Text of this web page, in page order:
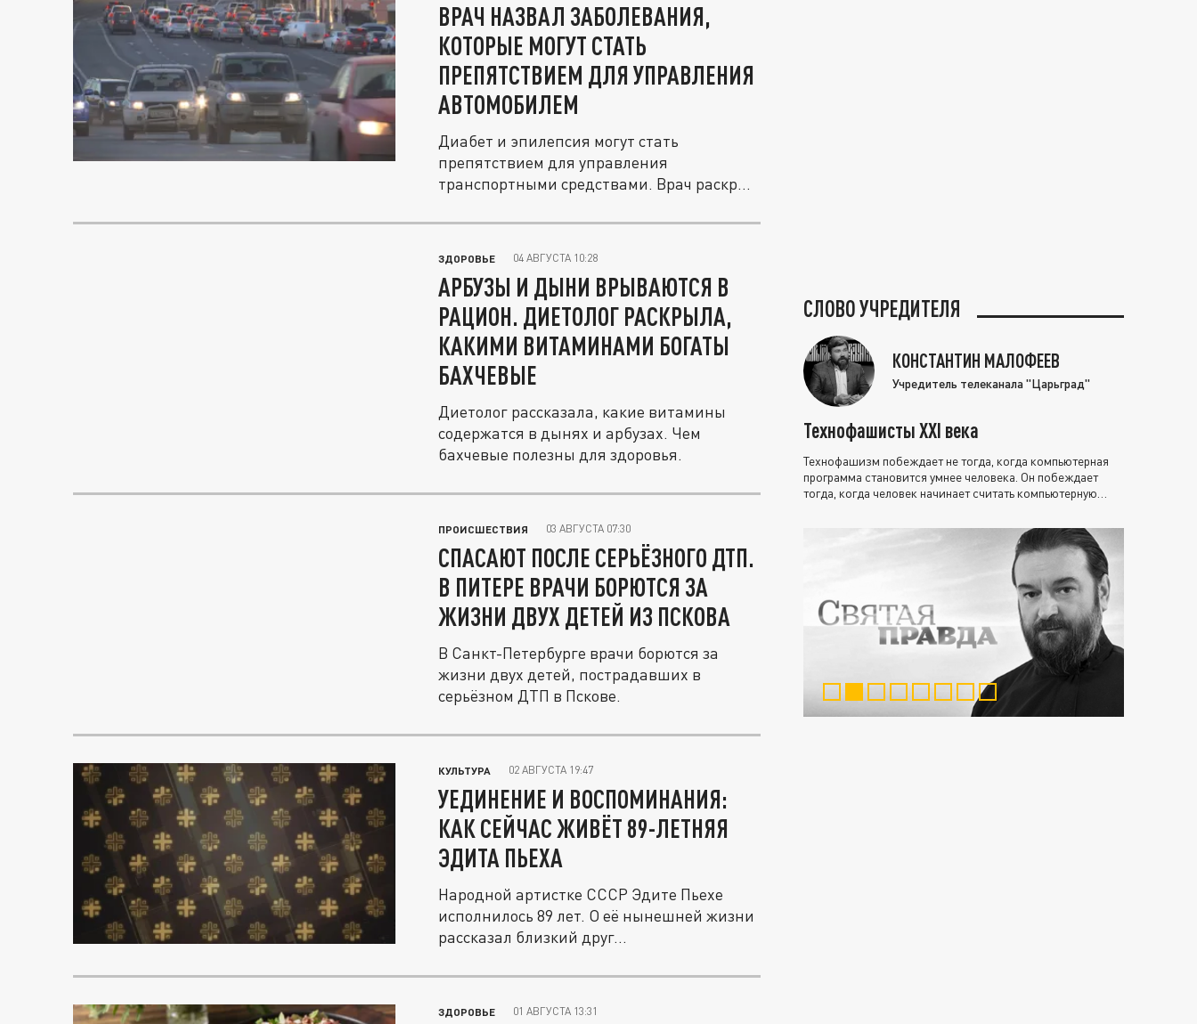
ВРАЧ НАЗВАЛ ЗАБОЛЕВАНИЯ,
КОТОРЫЕ МОГУТ СТАТЬ
ПРЕПЯТСТВИЕМ ДЛЯ УПРАВЛЕНИЯ
АВТОМОБИЛЕМ
Диабет и эпилепсия могут стать
препятствием для управления
транспортными средствами. Врач раскрыл
ЗДОРОВЬЕ 04 АВГУСТА 10:28
АРБУЗЫ И ДЫНИ ВРЫВАЮТСЯ В
РАЦИОН. ДИЕТОЛОГ РАСКРЫЛА,
КАКИМИ ВИТАМИНАМИ БОГАТЫ
БАХЧЕВЫЕ
Диетолог рассказала, какие витамины
содержатся в дынях и арбузах. Чем
бахчевые полезны для здоровья.
ПРОИСШЕСТВИЯ 03 АВГУСТА 07:30
СПАСАЮТ ПОСЛЕ СЕРЬЁЗНОГО ДТП.
В ПИТЕРЕ ВРАЧИ БОРЮТСЯ ЗА
ЖИЗНИ ДВУХ ДЕТЕЙ ИЗ ПСКОВА
В Санкт-Петербурге врачи борются за
жизни двух детей, пострадавших в
серьёзном ДТП в Пскове.
КУЛЬТУРА 02 АВГУСТА 19:47
УЕДИНЕНИЕ И ВОСПОМИНАНИЯ:
КАК СЕЙЧАС ЖИВЁТ 89-ЛЕТНЯЯ
ЭДИТА ПЬЕХА
Народной артистке СССР Эдите Пьехе
исполнилось 89 лет. О её нынешней жизни
рассказал близкий друг...
ЗДОРОВЬЕ 01 АВГУСТА 13:31
СЛОВО УЧРЕДИТЕЛЯ
КОНСТАНТИН МАЛОФЕЕВ
Учредитель телеканала "Царьград"
Технофашисты XXI века
Технофашизм побеждает не тогда, когда компьютерная
программа становится умнее человека. Он побеждает
тогда, когда человек начинает считать компьютерную